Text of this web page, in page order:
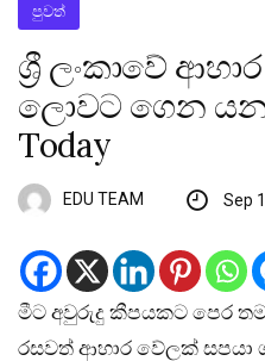
පුවත්
ශ්‍රී ලංකාවේ
ලොවට ගෙන යන
Today
EDU TEAM Sep
මීට අවුරුදු කීපයකට පෙර
රසවත් ආහාර වේලක් සපයා